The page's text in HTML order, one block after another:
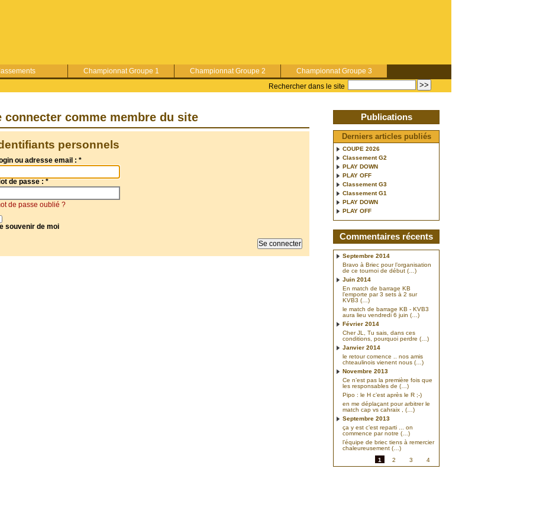
Championnat Groupe 1 Championnat Groupe 2
Championnat Groupe 3
Rechercher dans le site
connecter comme membre du site
personnels
ou adresse email : *
de passe :*
de passe oublié ?
souvenir de moi
Publications
Derniers articles publiés
COUPE 2026
Classement G2
PLAY DOWN
PLAY OFF
Classement G3
Classement G1
PLAY DOWN
PLAY OFF
Commentaires récents
Septembre 2014
Bravo à Briec pour l’organisation
de ce tournoi de début (…)
Juin 2014
En match de barrage KB
l’emporte par 3 sets à 2 sur
KVB3 (…)
le match de barrage KB - KVB3
aura lieu vendredi 6 juin (…)
Février 2014
Cher JL, Tu sais, dans ces
conditions, pourquoi perdre (…)
Janvier 2014
le retour comence .. nos amis
chteaulinois vienent nous (…)
Novembre 2013
Ce n’est pas la première fois que
les responsables de (…)
Pipo : le H c’est après le R ;-)
en me déplaçant pour arbitrer le
match cap vs cahraix , (…)
Septembre 2013
ça y est c’est reparti ... on
commence par notre (…)
l’équipe de briec tiens à remercier
chaleureusement (…)
1
2 3 4